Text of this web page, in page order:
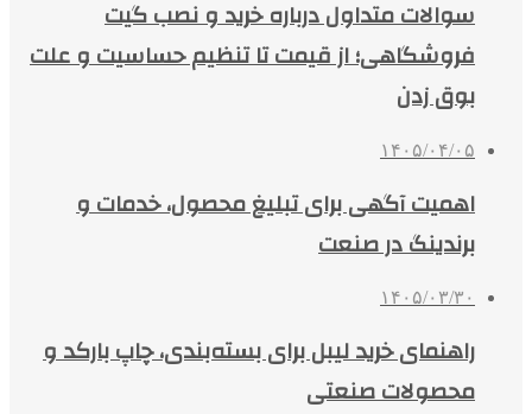
سوالات متداول درباره خرید و نصب گیت
فروشگاهی؛ از قیمت تا تنظیم حساسیت و علت
بوق زدن
۱۴۰۵/۰۴/۰۵
اهمیت آگهی برای تبلیغ محصول، خدمات و
برندینگ در صنعت
۱۴۰۵/۰۳/۳۰
راهنمای خرید لیبل برای بسته‌بندی، چاپ بارکد و
محصولات صنعتی